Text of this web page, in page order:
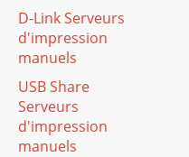
D-Link Serveurs
d'impression
manuels
USB Share
Serveurs
d'impression
manuels